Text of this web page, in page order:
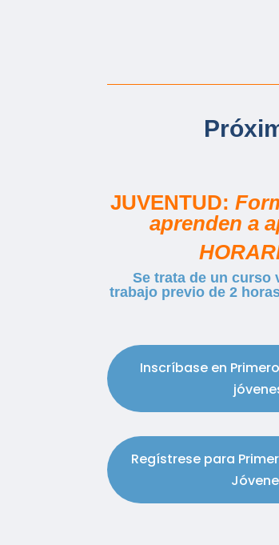
JUVENTUD:
aprenden a
Se trata de un curso
trabajo previo de 2
Inscríbase en
Regístrese para